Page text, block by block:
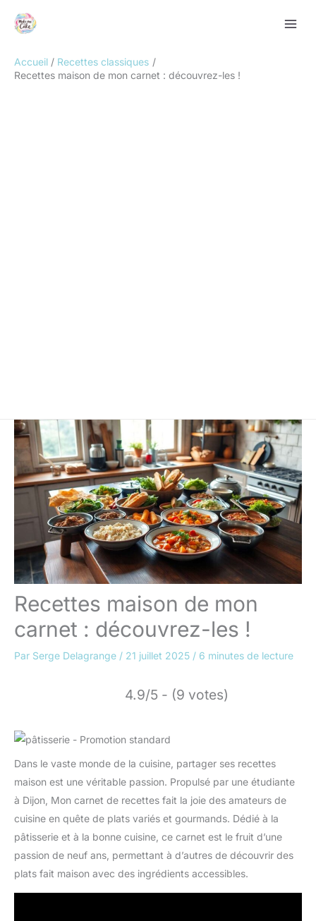
Accueil
Recettes classiques
Recettes maison de mon carnet : découvrez-les !
Recettes maison de mon
carnet : découvrez-les !
Par Serge Delagrange / 21 juillet 2025 / 6 minutes de lecture
4.9/5 - (9 votes)
Dans le vaste monde de la cuisine, partager ses recettes
maison est une véritable passion. Propulsé par une étudiante
à Dijon, Mon carnet de recettes fait la joie des amateurs de
cuisine en quête de plats variés et gourmands. Dédié à la
pâtisserie et à la bonne cuisine, ce carnet est le fruit d’une
passion de neuf ans, permettant à d’autres de découvrir des
plats fait maison avec des ingrédients accessibles.